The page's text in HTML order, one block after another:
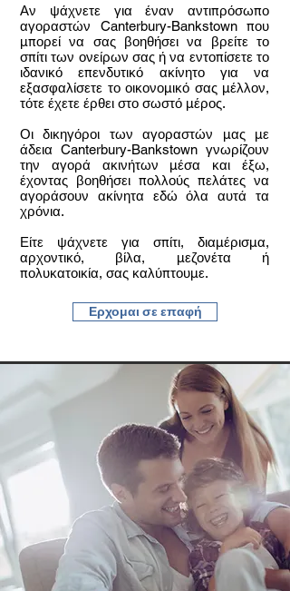
Αν ψάχνετε για έναν αντιπρόσωπο
αγοραστών Canterbury-Bankstown που
μπορεί να σας βοηθήσει να βρείτε το
σπίτι των ονείρων σας ή να εντοπίσετε το
ιδανικό επενδυτικό ακίνητο για να
εξασφαλίσετε το οικονομικό σας μέλλον,
τότε έχετε έρθει στο σωστό μέρος.
Οι δικηγόροι των αγοραστών μας με
άδεια Canterbury-Bankstown γνωρίζουν
την αγορά ακινήτων μέσα και έξω,
έχοντας βοηθήσει πολλούς πελάτες να
αγοράσουν ακίνητα εδώ όλα αυτά τα
χρόνια.
Είτε ψάχνετε για σπίτι, διαμέρισμα,
αρχοντικό, βίλα, μεζονέτα ή
πολυκατοικία, σας καλύπτουμε.​
Ερχομαι σε επαφή